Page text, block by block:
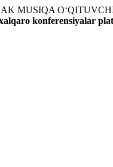
MUSIQA
konferensiyalar